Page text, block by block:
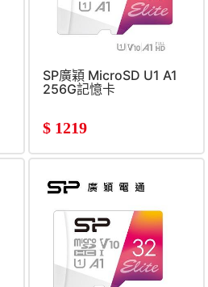
SP廣穎 MicroSD U1 A1
256G記憶卡
$ 1219